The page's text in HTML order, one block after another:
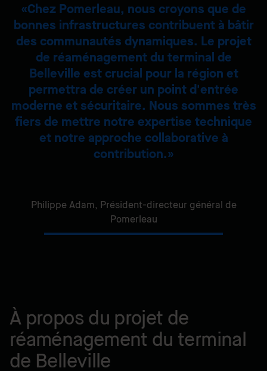
Chez Pomerleau, nous croyons que de
bonnes infrastructures contribuent à bâtir
des communautés dynamiques. Le projet
de réaménagement du terminal de
Belleville est crucial pour la région et
permettra de créer un point d'entrée
moderne et sécuritaire. Nous sommes très
fiers de mettre notre expertise technique
et notre approche collaborative à
contribution.
Philippe Adam, Président-directeur général de
Pomerleau
À propos du projet de
réaménagement du terminal
de Belleville